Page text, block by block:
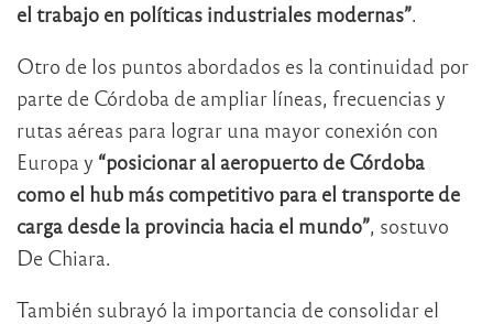
el trabajo en políticas industriales modernas”.
Otro de los puntos abordados es la continuidad por
parte de Córdoba de ampliar líneas, frecuencias y
rutas aéreas para lograr una mayor conexión con
Europa y “posicionar al aeropuerto de Córdoba
como el hub más competitivo para el transporte de
carga desde la provincia hacia el mundo”, sostuvo
De Chiara.
También subrayó la importancia de consolidar el